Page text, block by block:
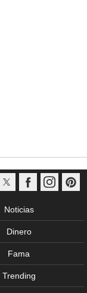
Noticias
Dinero
Fama
Trending